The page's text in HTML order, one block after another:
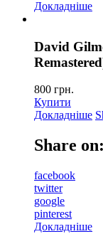
Докладніше
David
800 грн.
Купити
Докладніше
Share on:
facebook
twitter
google
pinterest
Докладніше